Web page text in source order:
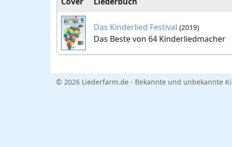
Das Kinderlied Festival (2019)
Das Beste von 64 Kinderliedmacher
© 2026 Liederfarm.de - Bekannte und unbekannte